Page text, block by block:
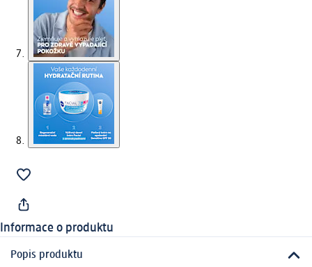
Informace o produktu
Popis produktu